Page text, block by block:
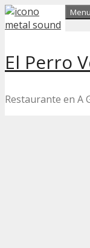
Skip
to
El Perro
Restaurante en A
Menu